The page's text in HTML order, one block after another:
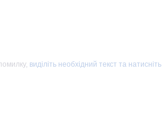
виділіть необхідний текст та натисніть